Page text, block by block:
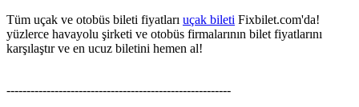
Tüm uçak ve otobüs bileti fiyatları uçak bileti Fixbilet.com'da!
yüzlerce havayolu şirketi ve otobüs firmalarının bilet fiyatlarını
karşılaştır ve en ucuz biletini hemen al!
--------------------------------------------------------